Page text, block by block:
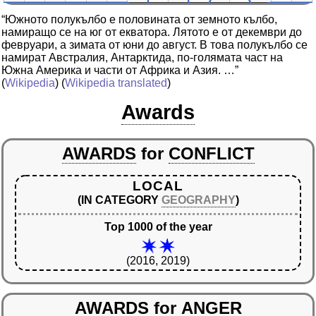
“Южното полукълбо е половината от земното кълбо,
намиращо се на юг от екватора. Лятото е от декември до
февруари, а зимата от юни до август. В това полукълбо се
намират Австралия, Антарктида, по-голямата част на
Южна Америка и части от Африка и Азия. …”
(Wikipedia) (Wikipedia translated)
Awards
AWARDS for CONFLICT
LOCAL
(IN CATEGORY GEOGRAPHY)
Top 1000 of the year
(2016, 2019)
AWARDS for ANGER